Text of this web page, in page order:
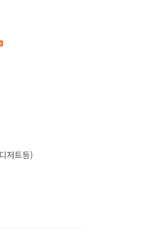
저트등)